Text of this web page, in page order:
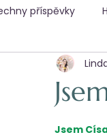
příspěvky
Otěhotnění
Jsem